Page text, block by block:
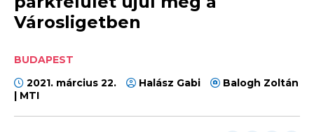
Városligetben
BUDAPEST
2021. március 22.
Halász Gabi
Balogh Zoltán
| MTI